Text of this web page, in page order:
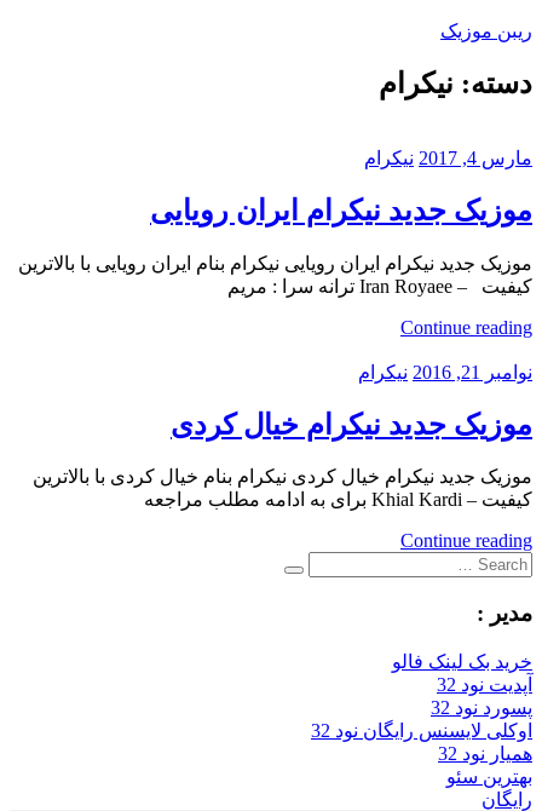
Skip
ریبن موزیک
دانلود
دسته: نیکرام
مارس 4, 2017 نیکرام
موزیک جدید نیکرام ایران رویایی
موزیک جدید نیکرام ایران رویایی نیکرام بنام ایران رویایی با بالاترین
کیفیت – Iran Royaee ترانه سرا : مریم
Continue reading
نوامبر 21, 2016 نیکرام
موزیک جدید نیکرام خیال کردی
موزیک جدید نیکرام خیال کردی نیکرام بنام خیال کردی با بالاترین
کیفیت – Khial Kardi برای به ادامه مطلب مراجعه
Continue reading
Search
for:
Search
مدیر :
خرید بک لینک فالو
آپدیت نود 32
پسورد نود 32
اوکلی لایسنس رایگان نود 32
همیار نود 32
بهترین سئو
رایگان